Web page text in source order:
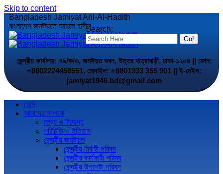
Skip to content
Search:
Bangladesh Jamiyat Ahl-Al-Hadith
বাংলাদেশ জমঈয়তে আহলে হাদীস
কেন্দ্রীয় কার্যালয়: ৭৯/ক/৩, জমঈয়ত ভবন, উত্তর যাত্রাবাড়ী, ঢাকা-১২০৪ || ফোন:
+8802224458551, মোবাইল: +8801933 355 901 || ই-মেইল:
jamiyat1946.bd@gmail.com
হোম
আমাদের সম্পর্কে
লক্ষ্য ও উদ্দেশ্য
পরিচিতি ও ইতিহাস
কেন্দ্রীয় জমঈয়ত
কেন্দ্রীয় নির্বাহী পরিষদ
কেন্দ্রীয় কার্যকারী পরিষদ
কেন্দ্রীয় উপদেষ্টা পরিষদ